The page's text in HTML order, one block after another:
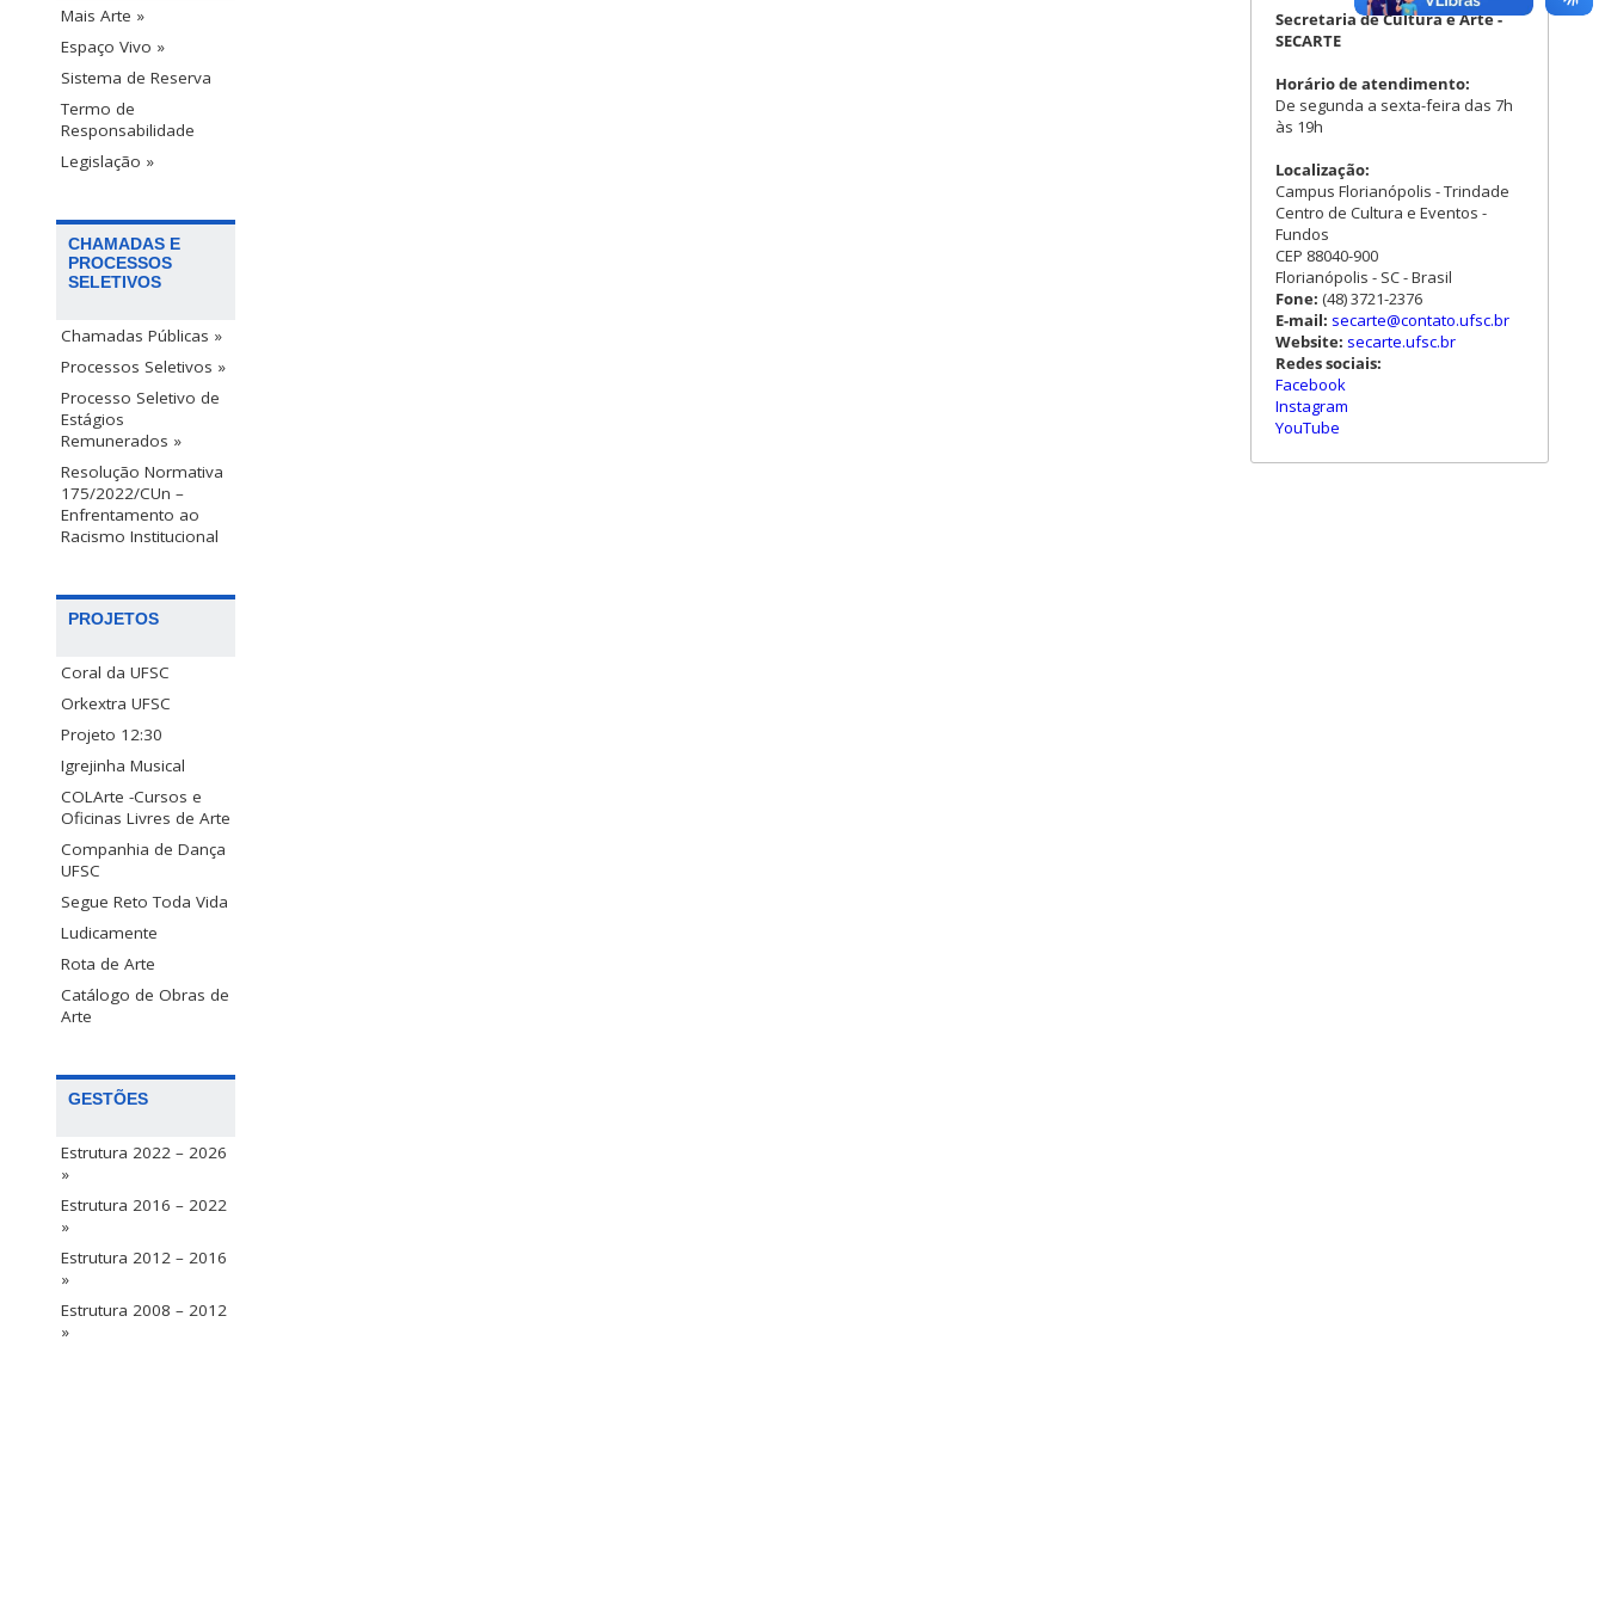
Mais Arte »
Espaço Vivo »
Sistema de Reserva
Termo de
Responsabilidade
Legislação »
CHAMADAS E
PROCESSOS
SELETIVOS
Chamadas Públicas »
Processos Seletivos »
Processo Seletivo de
Estágios
Remunerados »
Resolução Normativa
175/2022/CUn –
Enfrentamento ao
Racismo Institucional
PROJETOS
Coral da UFSC
Orkextra UFSC
Projeto 12:30
Igrejinha Musical
COLArte -Cursos e
Oficinas Livres de Arte
Companhia de Dança
UFSC
Segue Reto Toda Vida
Ludicamente
Rota de Arte
Catálogo de Obras de
Arte
GESTÕES
Estrutura 2022 – 2026
»
Estrutura 2016 – 2022
»
Estrutura 2012 – 2016
»
Estrutura 2008 – 2012
»
Secretaria de Cultura e Arte -
SECARTE
Horário de atendimento:
De segunda a sexta-feira das 7h
às 19h
Localização:
Campus Florianópolis - Trindade
Centro de Cultura e Eventos -
Fundos
CEP 88040-900
Florianópolis - SC - Brasil
Fone: (48) 3721-2376
E-mail: secarte@contato.ufsc.br
Website: secarte.ufsc.br
Redes sociais:
Facebook
Instagram
YouTube